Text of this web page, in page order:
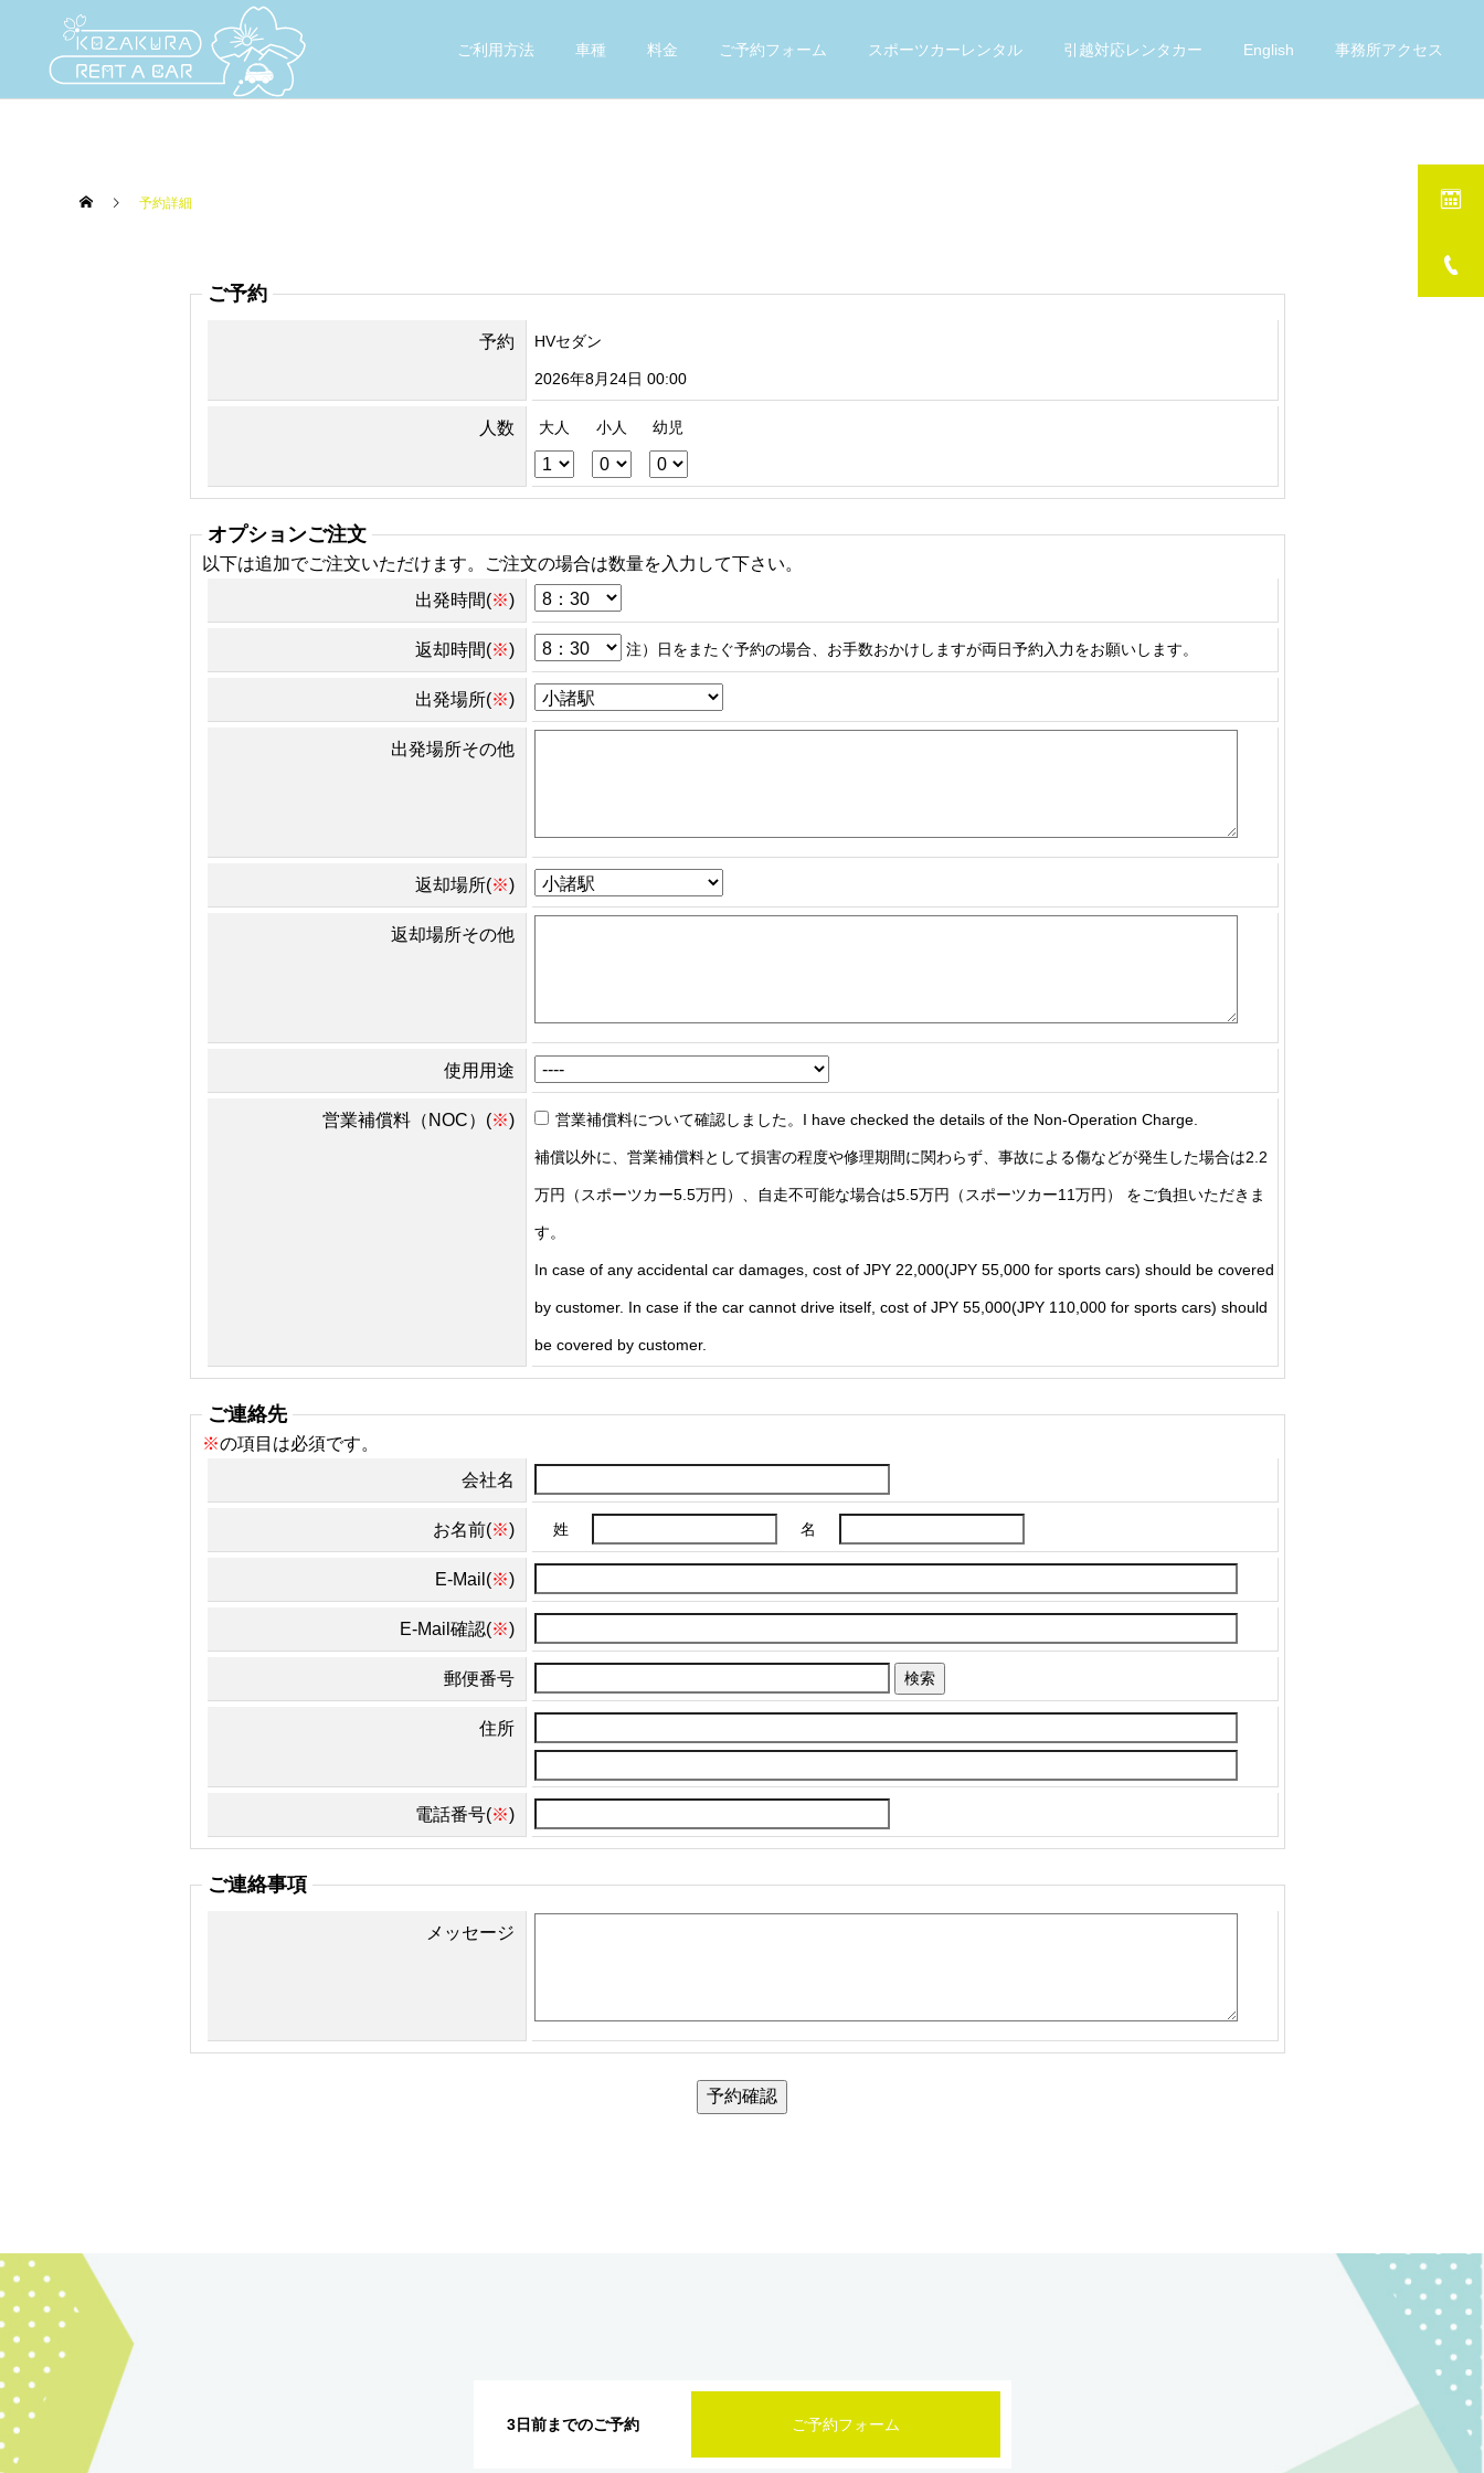
ご利用方法 車種 料金 ご予約フォーム スポーツカーレンタル 引越対応レンタカー English 事務所アクセス
予約詳細
ご予約
予約 HVセダン
2026年8月24日 00:00
人数 大人 小人 幼児
オプションご注文
以下は追加でご注文いただけます。ご注文の場合は数量を入力して下さい。
出発時間(※)
返却時間(※) 注）日をまたぐ予約の場合、お手数おかけしますが両日予約入力をお願いします。
出発場所(※)
出発場所その他
返却場所(※)
返却場所その他
使用用途
営業補償料（NOC）(※) 営業補償料について確認しました。I have checked the details of the Non-Operation Charge.
補償以外に、営業補償料として損害の程度や修理期間に関わらず、事故による傷などが発生した場合は2.2
万円（スポーツカー5.5万円）、自走不可能な場合は5.5万円（スポーツカー11万円） をご負担いただきま
す。
In case of any accidental car damages, cost of JPY 22,000(JPY 55,000 for sports cars) should be covered
by customer. In case if the car cannot drive itself, cost of JPY 55,000(JPY 110,000 for sports cars) should
be covered by customer.
ご連絡先
※の項目は必須です。
会社名
お名前(※) 姓 名
E-Mail(※)
E-Mail確認(※)
郵便番号 検索
住所
電話番号(※)
ご連絡事項
メッセージ
予約確認
3日前までのご予約 ご予約フォーム